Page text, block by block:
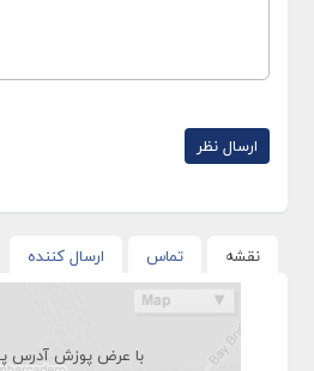
نقشه تماس ارسال کننده
با عرض پوزش آدرس